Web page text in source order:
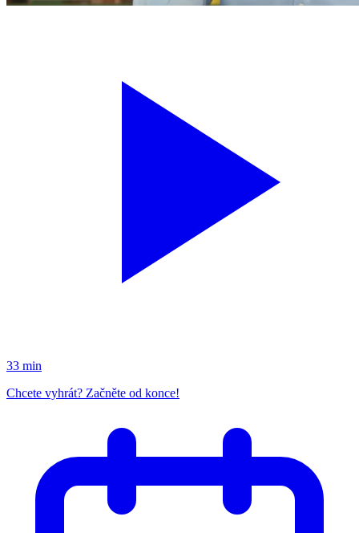
33 min
Chcete vyhrát? Začněte od konce!